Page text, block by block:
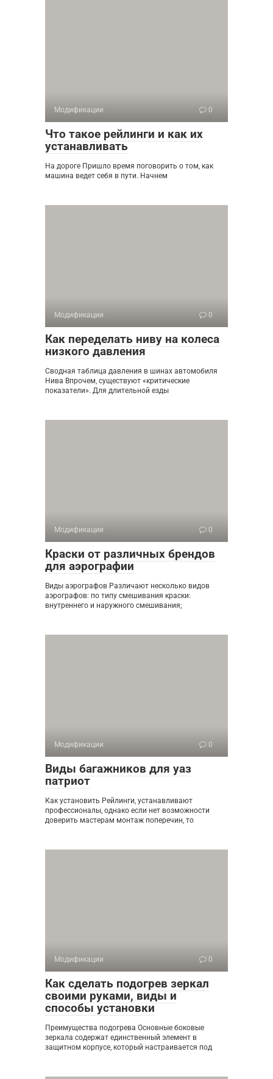
Модификации 0
Что такое рейлинги и как их
устанавливать
На дороге Пришло время поговорить о том, как
машина ведет себя в пути. Начнем
Модификации 0
Как переделать ниву на колеса
низкого давления
Сводная таблица давления в шинах автомобиля
Нива Впрочем, существуют «критические
показатели». Для длительной езды
Модификации 0
Краски от различных брендов
для аэрографии
Виды аэрографов Различают несколько видов
аэрографов: по типу смешивания краски:
внутреннего и наружного смешивания;
Модификации 0
Виды багажников для уаз
патриот
Как установить Рейлинги, устанавливают
профессионалы, однако если нет возможности
доверить мастерам монтаж поперечин, то
Модификации 0
Как сделать подогрев зеркал
своими руками, виды и
способы установки
Преимущества подогрева Основные боковые
зеркала содержат единственный элемент в
защитном корпусе, который настраивается под